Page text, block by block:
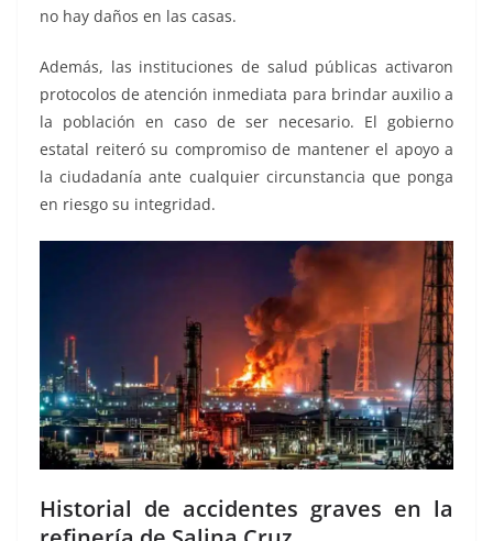
no hay daños en las casas.
Además, las instituciones de salud públicas activaron
protocolos de atención inmediata para brindar auxilio a
la población en caso de ser necesario. El gobierno
estatal reiteró su compromiso de mantener el apoyo a
la ciudadanía ante cualquier circunstancia que ponga
en riesgo su integridad.
Historial de accidentes graves en la